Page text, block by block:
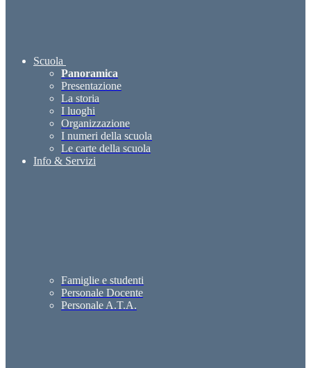
Scuola
Panoramica
Presentazione
La storia
I luoghi
Organizzazione
I numeri della scuola
Le carte della scuola
Info & Servizi
Famiglie e studenti
Personale Docente
Personale A.T.A.